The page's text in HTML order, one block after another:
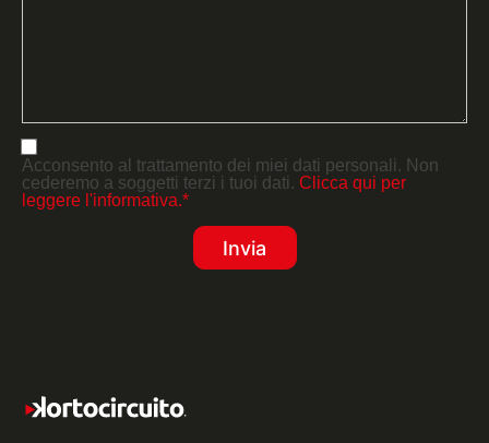
Acconsento al trattamento dei miei dati personali. Non
cederemo a soggetti terzi i tuoi dati. Clicca qui per
leggere l'informativa.*